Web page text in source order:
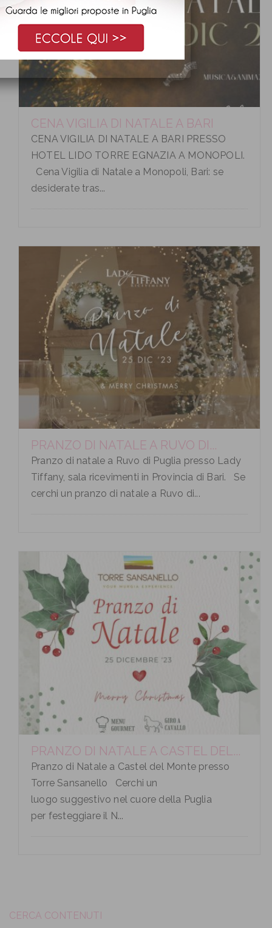
CENA VIGILIA DI NATALE A BARI
CENA VIGILIA DI NATALE A BARI PRESSO
HOTEL LIDO TORRE EGNAZIA A MONOPOLI.
Cena Vigilia di Natale a Monopoli, Bari: se
desiderate tras...
PRANZO DI NATALE A RUVO DI...
Pranzo di natale a Ruvo di Puglia presso Lady
Tiffany, sala ricevimenti in Provincia di Bari. Se
cerchi un pranzo di natale a Ruvo di...
PRANZO DI NATALE A CASTEL DEL...
Pranzo di Natale a Castel del Monte presso
Torre Sansanello Cerchi un
luogo suggestivo nel cuore della Puglia
per festeggiare il N...
CERCA CONTENUTI